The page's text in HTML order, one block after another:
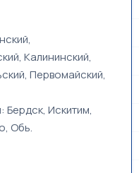
Калининский,
Первомайский,
Искитим,
Обь.